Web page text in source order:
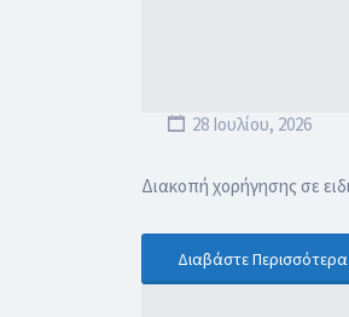
28 Ιουλίου, 2026
Διακοπή χορήγησης σε
Διαβάστε Περισσότερα